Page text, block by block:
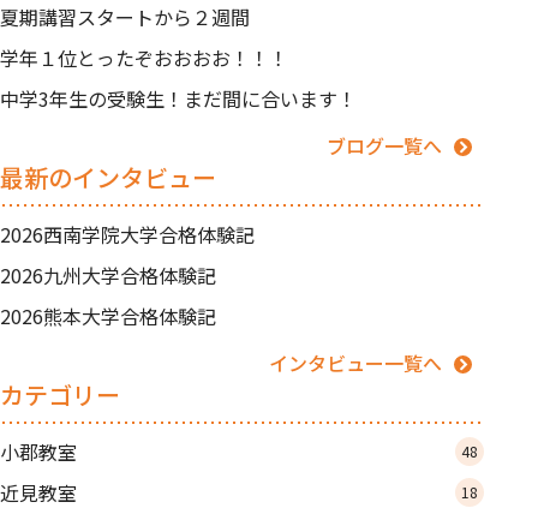
夏期講習スタートから２週間
学年１位とったぞおおおお！！！
中学3年生の受験生！まだ間に合います！
ブログ一覧へ
最新のインタビュー
2026西南学院大学合格体験記
2026九州大学合格体験記
2026熊本大学合格体験記
インタビュー一覧へ
カテゴリー
小郡教室 48
近見教室 18